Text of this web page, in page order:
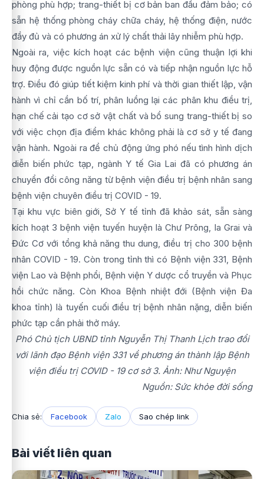
phòng phù hợp; trang-thiết bị cơ bản ban đầu đảm bảo; có
sẵn hệ thống phòng cháy chữa cháy, hệ thống điện, nước
đầy đủ và có phương án xử lý chất thải lây nhiễm phù hợp.
Ngoài ra, việc kích hoạt các bệnh viện cũng thuận lợi khi
huy động được nguồn lực sẵn có và tiếp nhận nguồn lực hỗ
trợ. Điều đó giúp tiết kiệm kinh phí và thời gian thiết lập, vận
hành vì chỉ cần bố trí, phân luồng lại các phân khu điều trị,
hạn chế cải tạo cơ sở vật chất và bổ sung trang-thiết bị so
với việc chọn địa điểm khác không phải là cơ sở y tế đang
vận hành. Ngoài ra để chủ động ứng phó nếu tình hình dịch
diễn biến phức tạp, ngành Y tế Gia Lai đã có phương án
chuyển đổi công năng từ bệnh viện điều trị bệnh nhân sang
bệnh viện chuyên điều trị COVID - 19.
Tại khu vực biên giới, Sở Y tế tỉnh đã khảo sát, sẵn sàng
kích hoạt 3 bệnh viện tuyến huyện là Chư Prông, Ia Grai và
Đức Cơ với tổng khả năng thu dung, điều trị cho 300 bệnh
nhân COVID - 19. Còn trong tỉnh thì có Bệnh viện 331, Bệnh
viện Lao và Bệnh phổi, Bệnh viện Y dược cổ truyền và Phục
hồi chức năng. Còn Khoa Bệnh nhiệt đới (Bệnh viện Đa
khoa tỉnh) là tuyến cuối điều trị bệnh nhân nặng, diễn biến
phức tạp cần phải thở máy.
Phó Chủ tịch UBND tỉnh Nguyễn Thị Thanh Lịch trao đổi
với lãnh đạo Bệnh viện 331 về phương án thành lập Bệnh
viện điều trị COVID - 19 cơ sở 3. Ảnh: Như Nguyện
Nguồn: Sức khỏe đời sống
Chia sẻ: Facebook Zalo Sao chép link
Bài viết liên quan